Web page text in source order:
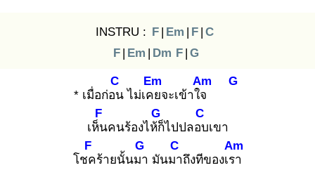
INSTRU : F | Em | F | C
F | Em | Dm F | G
* เมื่อก่อน
C
ไม่เคย
Em
จะเข้าใจ
Am G
เห็น
F
คนร้องไห้ก็
G
ไปปลอบ
C
เขา
โชค
F
ร้ายนั้นมา
G
มันมา
C
ถึงทีของเรา
Am